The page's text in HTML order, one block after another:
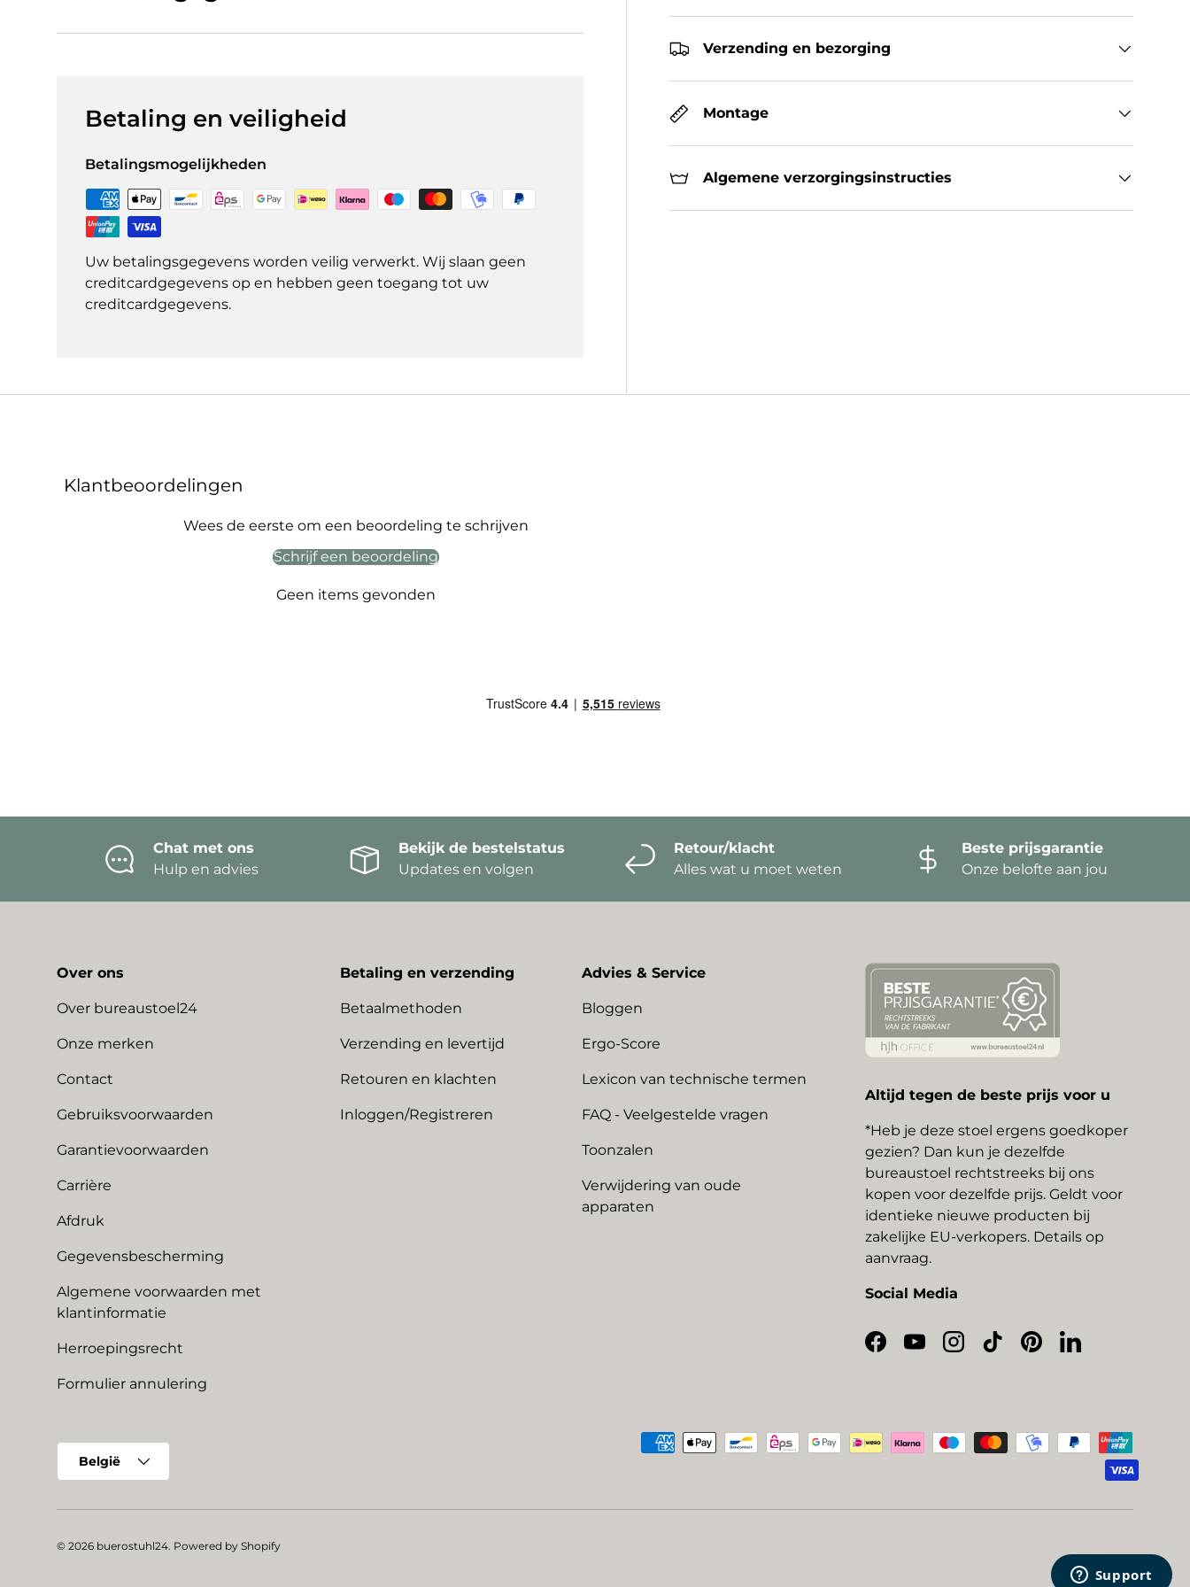
Verzending en bezorging
Montage
Algemene verzorgingsinstructies
Betaling en veiligheid
Betalingsmogelijkheden
Uw betalingsgegevens worden veilig verwerkt. Wij slaan geen
creditcardgegevens op en hebben geen toegang tot uw
creditcardgegevens.
Klantbeoordelingen
Wees de eerste om een beoordeling te schrijven
Schrijf een beoordeling
Geen items gevonden
Chat met ons
Hulp en advies
Bekijk de bestelstatus
Updates en volgen
Retour/klacht
Alles wat u moet weten
Beste prijsgarantie
Onze belofte aan jou
Over ons
Over bureaustoel24
Onze merken
Contact
Gebruiksvoorwaarden
Garantievoorwaarden
Carrière
Afdruk
Gegevensbescherming
Algemene voorwaarden met
klantinformatie
Herroepingsrecht
Formulier annulering
Betaling en verzending
Betaalmethoden
Verzending en levertijd
Retouren en klachten
Inloggen/Registreren
Advies & Service
Bloggen
Ergo-Score
Lexicon van technische termen
FAQ - Veelgestelde vragen
Toonzalen
Verwijdering van oude
apparaten
Altijd tegen de beste prijs voor u
*Heb je deze stoel ergens goedkoper
gezien? Dan kun je dezelfde
bureaustoel rechtstreeks bij ons
kopen voor dezelfde prijs. Geldt voor
identieke nieuwe producten bij
zakelijke EU-verkopers. Details op
aanvraag.
Social Media
Facebook
YouTubeInstagram
TikTokPinterestLinkedIn
Geaccepteerde betaalmethoden
België
© 2026 buerostuhl24. Powered by Shopify